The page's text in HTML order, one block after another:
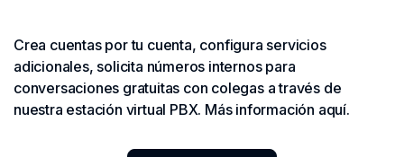
Crea cuentas por tu cuenta, configura servicios
adicionales, solicita números internos para
conversaciones gratuitas con colegas a través de
nuestra estación virtual PBX. Más información aquí.